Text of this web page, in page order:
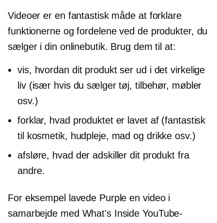
Videoer er en fantastisk måde at forklare
funktionerne og fordelene ved de produkter, du
sælger i din onlinebutik. Brug dem til at:
vis, hvordan dit produkt ser ud i det virkelige
liv (især hvis du sælger tøj, tilbehør, møbler
osv.)
forklar, hvad produktet er lavet af (fantastisk
til kosmetik, hudpleje, mad og drikke osv.)
afsløre, hvad der adskiller dit produkt fra
andre.
For eksempel lavede Purple en video i
samarbejde med What's Inside YouTube-